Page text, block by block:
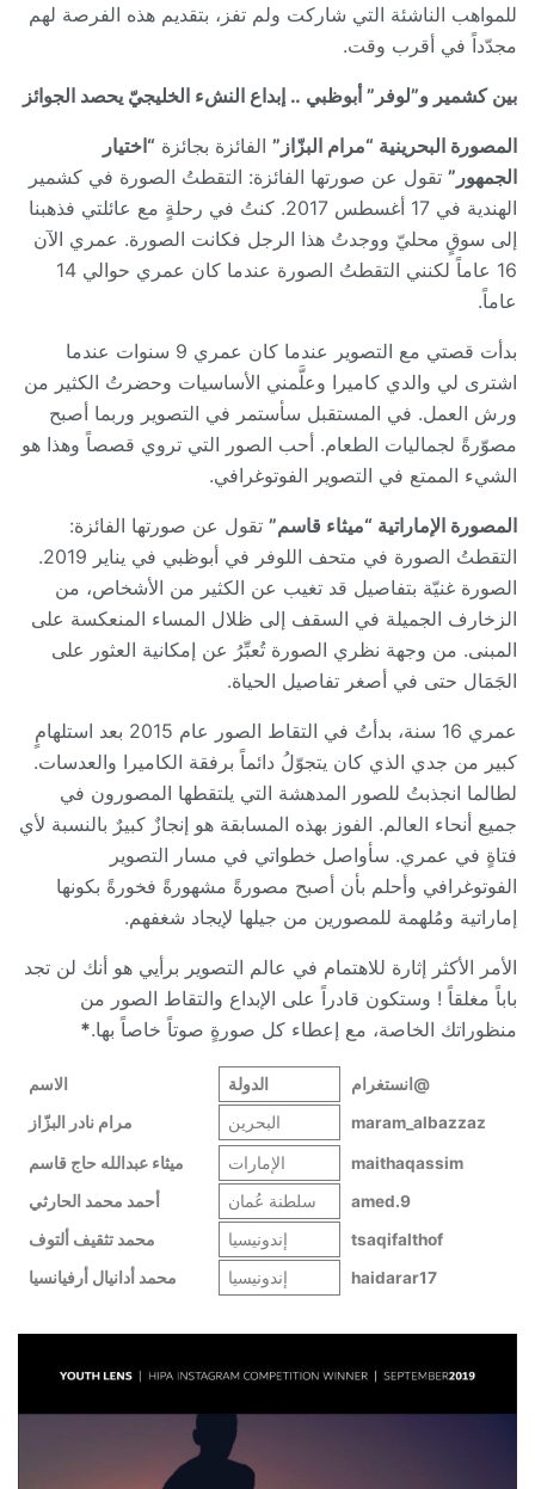
للمواهب الناشئة التي شاركت ولم تفز، بتقديم هذه الفرصة لهم
مجدّداً في أقرب وقت.
بين كشمير و”لوفر” أبوظبي .. إبداع النشء الخليجيّ يحصد الجوائز
المصورة البحرينية “مرام البزّاز” الفائزة بجائزة “اختيار
الجمهور” تقول عن صورتها الفائزة: التقطتُ الصورة في كشمير
الهندية في 17 أغسطس 2017. كنتُ في رحلةٍ مع عائلتي فذهبنا
إلى سوقٍ محليّ ووجدتُ هذا الرجل فكانت الصورة. عمري الآن
16 عاماً لكنني التقطتُ الصورة عندما كان عمري حوالي 14
عاماً.
بدأت قصتي مع التصوير عندما كان عمري 9 سنوات عندما
اشترى لي والدي كاميرا وعلَّمني الأساسيات وحضرتُ الكثير من
ورش العمل. في المستقبل سأستمر في التصوير وربما أصبح
مصوّرةً لجماليات الطعام. أحب الصور التي تروي قصصاً وهذا هو
الشيء الممتع في التصوير الفوتوغرافي.
المصورة الإماراتية “ميثاء قاسم” تقول عن صورتها الفائزة:
التقطتُ الصورة في متحف اللوفر في أبوظبي في يناير 2019.
الصورة غنيّة بتفاصيل قد تغيب عن الكثير من الأشخاص، من
الزخارف الجميلة في السقف إلى ظلال المساء المنعكسة على
المبنى. من وجهة نظري الصورة تُعبِّرُ عن إمكانية العثور على
الجَمَال حتى في أصغر تفاصيل الحياة.
عمري 16 سنة، بدأتُ في التقاط الصور عام 2015 بعد استلهامٍ
كبير من جدي الذي كان يتجوّلُ دائماً برفقة الكاميرا والعدسات.
لطالما انجذبتُ للصور المدهشة التي يلتقطها المصورون في
جميع أنحاء العالم. الفوز بهذه المسابقة هو إنجازٌ كبيرٌ بالنسبة لأي
فتاةٍ في عمري. سأواصل خطواتي في مسار التصوير
الفوتوغرافي وأحلم بأن أصبح مصورةً مشهورةً فخورةً بكونها
إماراتية ومُلهمة للمصورين من جيلها لإيجاد شغفهم.
الأمر الأكثر إثارة للاهتمام في عالم التصوير برأيي هو أنك لن تجد
باباً مغلقاً ! وستكون قادراً على الإبداع والتقاط الصور من
منظوراتك الخاصة، مع إعطاء كل صورةٍ صوتاً خاصاً بها.*
@ انستغرام الدولة
الاسم
maram_albazzaz
البحرين مرام نادر البزّاز
maithaqassim الإمارات
ميثاء عبدالله حاج قاسم
9.amed
سلطنة عُمان
أحمد محمد الحارثي
tsaqifalthof
إندونيسيا
محمد تثقيف ألتوف
haidarar17
إندونيسيا محمد أدانيال أرفيانسيا